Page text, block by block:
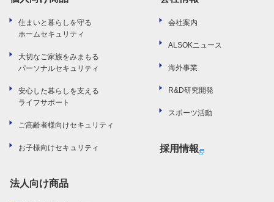
住まいと暮らしを守る
ホームセキュリティ
大切なご家族をみまもる
パーソナルセキュリティ
安心した暮らしを支える
ライフサポート
ご高齢者様向けセキュリティ
お子様向けセキュリティ
法人向け商品
会社案内
ALSOKニュース
海外事業
R&D研究開発
スポーツ活動
採用情報